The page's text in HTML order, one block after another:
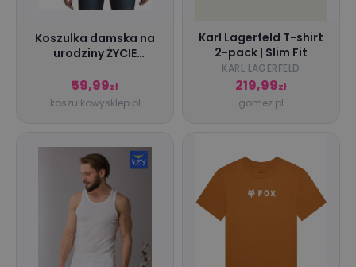
Koszulka damska na
urodziny ŻYCIE
NARODZINY LEGENDY
Zielony
59,99zł
koszulkowysklep.pl
Karl Lagerfeld T-shirt
2-pack | Slim Fit
KARL LAGERFELD
219,99zł
gomez.pl